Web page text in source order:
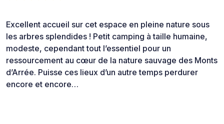
Excellent accueil sur cet espace en pleine nature sous
les arbres splendides ! Petit camping à taille humaine,
modeste, cependant tout l’essentiel pour un
ressourcement au cœur de la nature sauvage des Monts
d’Arrée. Puisse ces lieux d’un autre temps perdurer
encore et encore…